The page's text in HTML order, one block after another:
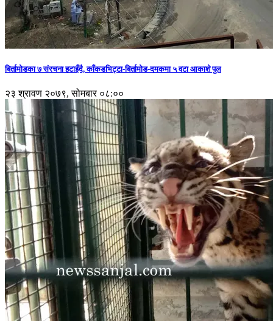
बिर्तामोडका ७ संरचना हटाइँदै, काँकडभिट्टा-बिर्तामोड-दमकमा ५ वटा आकाशे पुल
२३ श्रावण २०७९, सोमबार ०८:००